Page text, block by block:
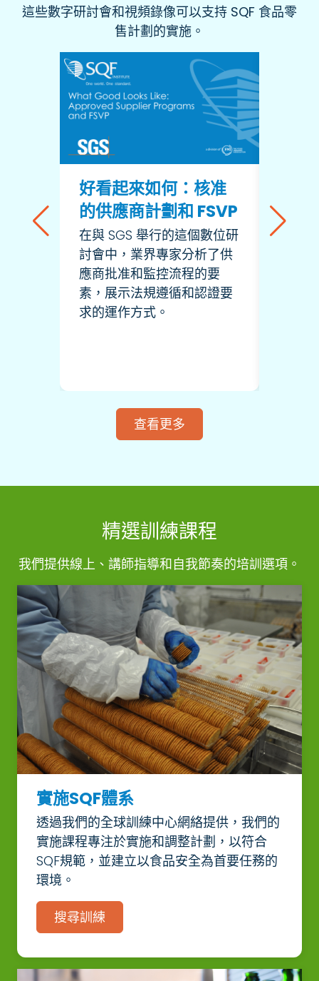
這些數字研討會和視頻錄像可以支持 SQF 食品零
售計劃的實施。
好看起來如何：核准
的供應商計劃和 FSVP
在與 SGS 舉行的這個數位研
討會中，業界專家分析了供
應商批准和監控流程的要
素，展示法規遵循和認證要
求的運作方式。
鏈的
略
查看更多
精選訓練課程
我們提供線上、講師指導和自我節奏的培訓選項。
實施SQF體系
透過我們的全球訓練中心網絡提供，我們的
實施課程專注於實施和調整計劃，以符合
SQF規範，並建立以食品安全為首要任務的
環境。
搜尋訓練